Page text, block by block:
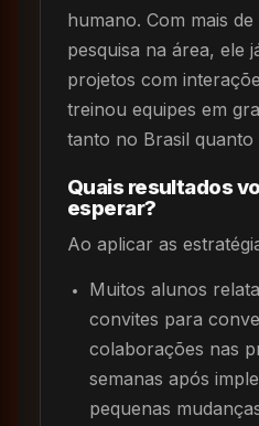
humano. Com mais
pesquisa na área, ele
projetos com
treinou equipes em
tanto no Brasil
Quais resultados
esperar?
Ao aplicar as
Muitos alunos
convites para
colaborações nas
semanas após
pequenas